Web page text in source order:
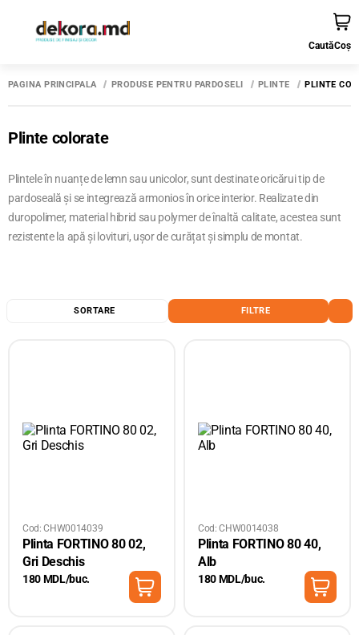
CautăCoș
PAGINA PRINCIPALĂ PRODUSE PENTRU PARDOSELI PLINTE PLINTE
Plinte colorate
Plintele în nuanțe de lemn sau unicolor, sunt destinate oricărui tip de
pardoseală și se integrează armonios în orice interior. Realizate din
duropolimer, material hibrid sau polymer de înaltă calitate, acestea sunt
rezistente la apă și lovituri, ușor de curățat și simplu de montat.
SORTARE FILTRE
Cod: CHW0014039
Plinta FORTINO 80 02,
Gri Deschis
180 MDL/buc.
Cod: CHW0014038
Plinta FORTINO 80 40,
Alb
180 MDL/buc.